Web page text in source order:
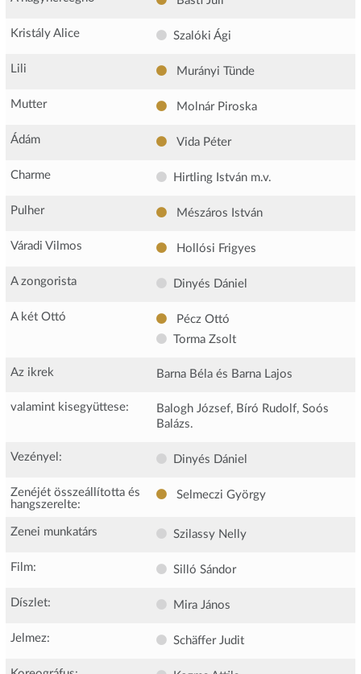
Kristály Alice Szalóki Ági
Lili Murányi Tünde
Mutter Molnár Piroska
Ádám Vida Péter
Charme Hirtling István m.v.
Pulher Mészáros István
Váradi Vilmos Hollósi Frigyes
A zongorista Dinyés Dániel
A két Ottó
Pécz Ottó
Torma Zsolt
Az ikrek Barna Béla és Barna Lajos
valamint kisegyüttese:
Balogh József, Bíró Rudolf, Soós
Balázs.
Vezényel: Dinyés Dániel
Zenéjét összeállította és
hangszerelte:
Selmeczi György
Zenei munkatárs Szilassy Nelly
Film: Silló Sándor
Díszlet: Mira János
Jelmez: Schäffer Judit